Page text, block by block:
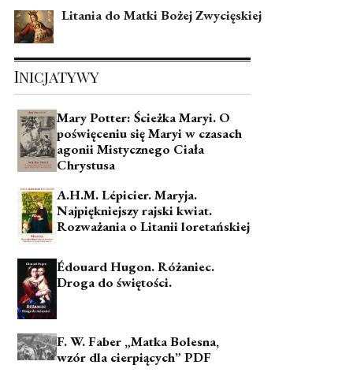
Litania do Matki Bożej Zwycięskiej
Inicjatywy
Mary Potter: Ścieżka Maryi. O
poświęceniu się Maryi w czasach
agonii Mistycznego Ciała
Chrystusa
A.H.M. Lépicier. Maryja.
Najpiękniejszy rajski kwiat.
Rozważania o Litanii loretańskiej
Édouard Hugon. Różaniec.
Droga do świętości.
F. W. Faber „Matka Bolesna,
wzór dla cierpiących” PDF